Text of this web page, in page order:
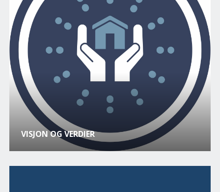
VISJON OG VERDIER